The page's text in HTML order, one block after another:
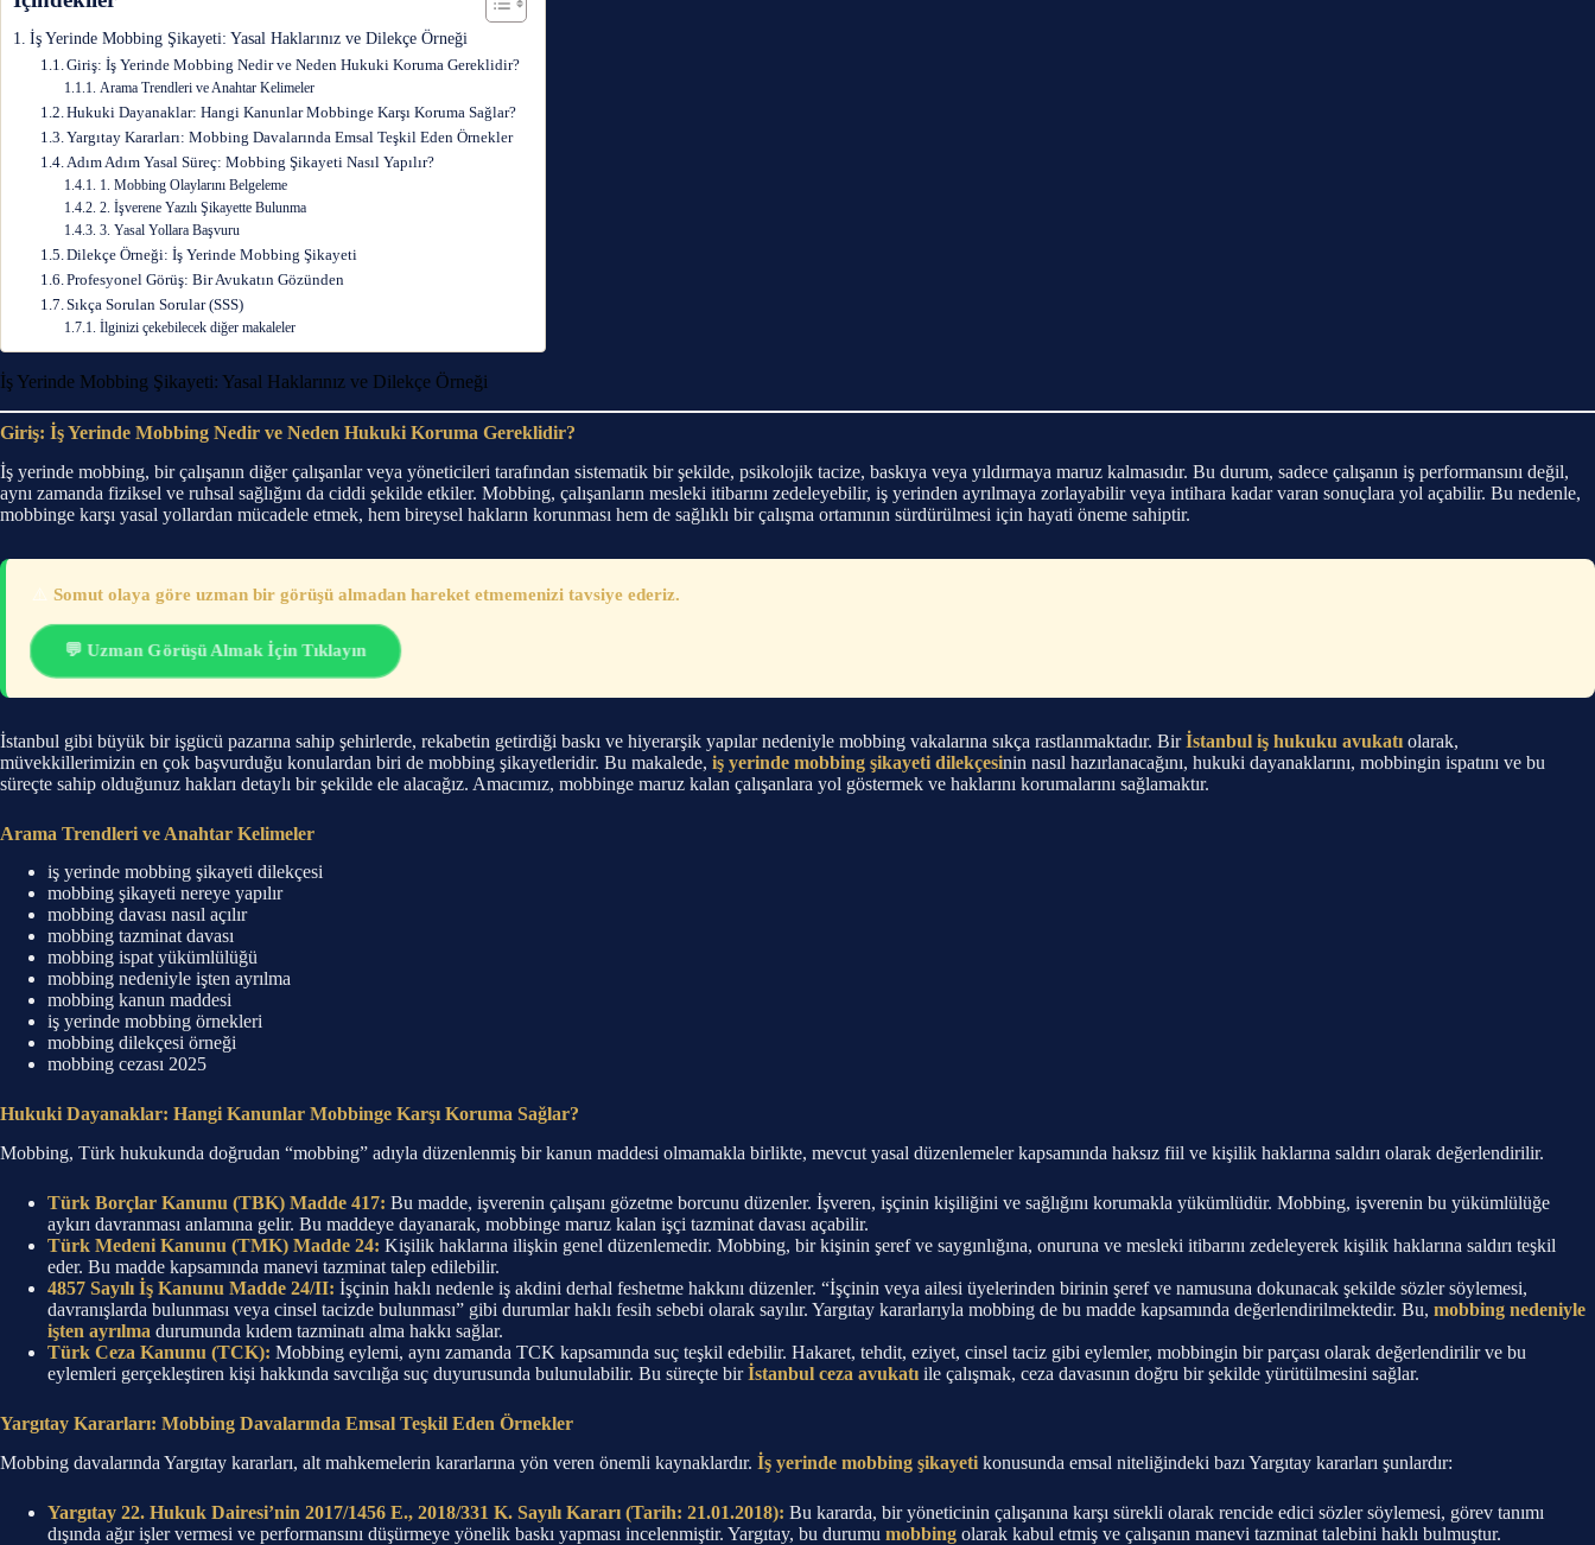
İş Yerinde Mobbing Şikayeti: Yasal Haklarınız ve Dilekçe Örneği
Giriş: İş Yerinde Mobbing Nedir ve Neden Hukuki Koruma Gereklidir?
Arama Trendleri ve Anahtar Kelimeler
Hukuki Dayanaklar: Hangi Kanunlar Mobbinge Karşı Koruma Sağlar?
Yargıtay Kararları: Mobbing Davalarında Emsal Teşkil Eden Örnekler
Adım Adım Yasal Süreç: Mobbing Şikayeti Nasıl Yapılır?
1. Mobbing Olaylarını Belgeleme
2. İşverene Yazılı Şikayette Bulunma
3. Yasal Yollara Başvuru
Dilekçe Örneği: İş Yerinde Mobbing Şikayeti
Profesyonel Görüş: Bir Avukatın Gözünden
Sıkça Sorulan Sorular (SSS)
İlginizi çekebilecek diğer makaleler
İş Yerinde Mobbing Şikayeti: Yasal Haklarınız ve Dilekçe Örneği
Giriş: İş Yerinde Mobbing Nedir ve Neden Hukuki Koruma Gereklidir?
İş yerinde mobbing, bir çalışanın diğer çalışanlar veya yöneticileri tarafından sistematik bir şekilde, psikolojik tacize, baskıya veya yıldırmaya maruz kalmasıdır. Bu durum, sadece çalışanın iş performansını değil,
aynı zamanda fiziksel ve ruhsal sağlığını da ciddi şekilde etkiler. Mobbing, çalışanların mesleki itibarını zedeleyebilir, iş yerinden ayrılmaya zorlayabilir veya intihara kadar varan sonuçlara yol açabilir. Bu nedenle,
mobbinge karşı yasal yollardan mücadele etmek, hem bireysel hakların korunması hem de sağlıklı bir çalışma ortamının sürdürülmesi için hayati öneme sahiptir.
⚠️ Somut olaya göre uzman bir görüşü almadan hareket etmemenizi tavsiye ederiz.
💬 Uzman Görüşü Almak İçin Tıklayın
İstanbul gibi büyük bir işgücü pazarına sahip şehirlerde, rekabetin getirdiği baskı ve hiyerarşik yapılar nedeniyle mobbing vakalarına sıkça rastlanmaktadır. Birİstanbul iş hukuku avukatı olarak,
müvekkillerimizin en çok başvurduğu konulardan biri de mobbing şikayetleridir. Bu makalede, iş yerinde mobbing şikayeti dilekçesinin nasıl hazırlanacağını, hukuki dayanaklarını, mobbingin ispatını ve bu
süreçte sahip olduğunuz hakları detaylı bir şekilde ele alacağız. Amacımız, mobbinge maruz kalan çalışanlara yol göstermek ve haklarını korumalarını sağlamaktır.
Arama Trendleri ve Anahtar Kelimeler
iş yerinde mobbing şikayeti dilekçesi
mobbing şikayeti nereye yapılır
mobbing davası nasıl açılır
mobbing tazminat davası
mobbing ispat yükümlülüğü
mobbing nedeniyle işten ayrılma
mobbing kanun maddesi
iş yerinde mobbing örnekleri
mobbing dilekçesi örneği
mobbing cezası 2025
Hukuki Dayanaklar: Hangi Kanunlar Mobbinge Karşı Koruma Sağlar?
Mobbing, Türk hukukunda doğrudan “mobbing” adıyla düzenlenmiş bir kanun maddesi olmamakla birlikte, mevcut yasal düzenlemeler kapsamında haksız fiil ve kişilik haklarına saldırı olarak değerlendirilir.
Türk Borçlar Kanunu (TBK) Madde 417: Bu madde, işverenin çalışanı gözetme borcunu düzenler. İşveren, işçinin kişiliğini ve sağlığını korumakla yükümlüdür. Mobbing, işverenin bu yükümlülüğe
aykırı davranması anlamına gelir. Bu maddeye dayanarak, mobbinge maruz kalan işçi tazminat davası açabilir.
Türk Medeni Kanunu (TMK) Madde 24: Kişilik haklarına ilişkin genel düzenlemedir. Mobbing, bir kişinin şeref ve saygınlığına, onuruna ve mesleki itibarını zedeleyerek kişilik haklarına saldırı teşkil
eder. Bu madde kapsamında manevi tazminat talep edilebilir.
4857 Sayılı İş Kanunu Madde 24/II: İşçinin haklı nedenle iş akdini derhal feshetme hakkını düzenler. “İşçinin veya ailesi üyelerinden birinin şeref ve namusuna dokunacak şekilde sözler söylemesi,
davranışlarda bulunması veya cinsel tacizde bulunması” gibi durumlar haklı fesih sebebi olarak sayılır. Yargıtay kararlarıyla mobbing de bu madde kapsamında değerlendirilmektedir. Bu, mobbing nedeniyle
işten ayrılma durumunda kıdem tazminatı alma hakkı sağlar.
Türk Ceza Kanunu (TCK): Mobbing eylemi, aynı zamanda TCK kapsamında suç teşkil edebilir. Hakaret, tehdit, eziyet, cinsel taciz gibi eylemler, mobbingin bir parçası olarak değerlendirilir ve bu
eylemleri gerçekleştiren kişi hakkında savcılığa suç duyurusunda bulunulabilir. Bu süreçte birİstanbul ceza avukatı ile çalışmak, ceza davasının doğru bir şekilde yürütülmesini sağlar.
Yargıtay Kararları: Mobbing Davalarında Emsal Teşkil Eden Örnekler
Mobbing davalarında Yargıtay kararları, alt mahkemelerin kararlarına yön veren önemli kaynaklardır. İş yerinde mobbing şikayeti konusunda emsal niteliğindeki bazı Yargıtay kararları şunlardır:
Yargıtay 22. Hukuk Dairesi’nin 2017/1456 E., 2018/331 K. Sayılı Kararı (Tarih: 21.01.2018): Bu kararda, bir yöneticinin çalışanına karşı sürekli olarak rencide edici sözler söylemesi, görev tanımı
dışında ağır işler vermesi ve performansını düşürmeye yönelik baskı yapması incelenmiştir. Yargıtay, bu durumu mobbing olarak kabul etmiş ve çalışanın manevi tazminat talebini haklı bulmuştur.